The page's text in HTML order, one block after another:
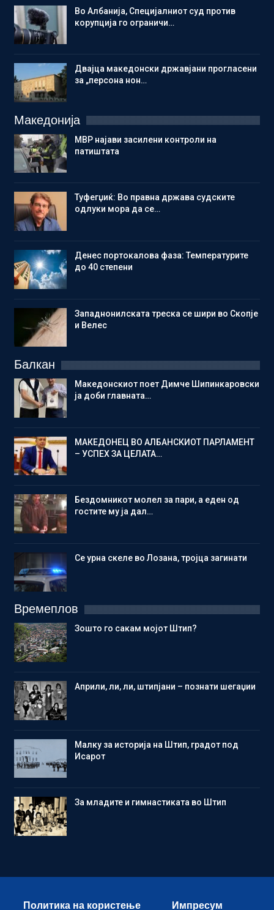
Во Албанија, Специјалниот суд против
корупција го ограничи…
Двајца македонски државјани прогласени
за „персона нон…
Македонија
МВР најави засилени контроли на
патиштата
Туфегџиќ: Во правна држава судските
одлуки мора да се…
Денес портокалова фаза: Температурите
до 40 степени
Западнонилската треска се шири во Скопје
и Велес
Балкан
Македонскиот поет Димче Шипинкаровски
ја доби главната…
МАКЕДОНЕЦ ВО АЛБАНСКИОТ ПАРЛАМЕНТ
– УСПЕХ ЗА ЦЕЛАТА…
Бездомникот молел за пари, а еден од
гостите му ја дал…
Се урна скеле во Лозана, тројца загинати
Времеплов
Зошто го сакам мојот Штип?
Aприли, ли, ли, штипјани – познати шегаџии
Малку за историја на Штип, градот под
Исарот
Зa младите и гимнастиката во Штип
Политика на користење Импресум